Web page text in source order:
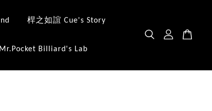
桿之如誼 Cue's Story
Billiard's Lab